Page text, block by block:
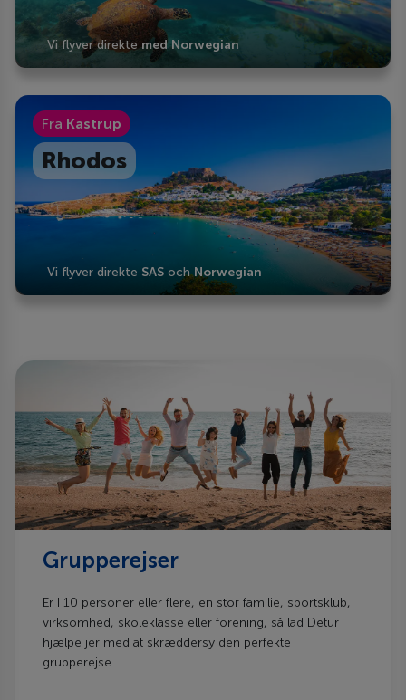
Vi flyver direkte med Norwegian
Vi flyver direkte SAS ochNorwegian
Fra Kastrup
Rhodos
Grupperejser
Er I 10 personer eller flere, en stor familie, sportsklub,
virksomhed, skoleklasse eller forening, så lad Detur
hjælpe jer med at skræddersy den perfekte
grupperejse.